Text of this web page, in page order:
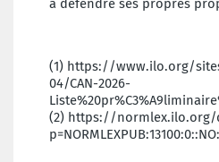
à défendre ses propres
(1) https://www.ilo.org/
04/CAN-2026-
(2) https://